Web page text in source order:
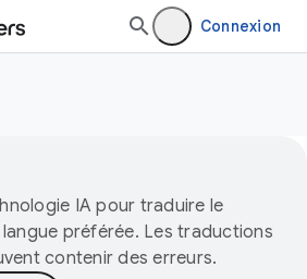
Connexion
IA pour traduire le
préférée. Les traductions
contenir des erreurs.